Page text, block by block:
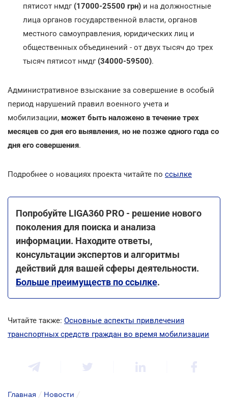
пятисот нмдг (17000-25500 грн) и на должностные
лица органов государственной власти, органов
местного самоуправления, юридических лиц и
общественных объединений - от двух тысяч до трех
тысяч пятисот нмдг(34000-59500).
Административное взыскание за совершение в особый
период нарушений правил военного учета и
мобилизации, может быть наложено в течение трех
месяцев со дня его выявления, но не позже одного года со
дня его совершения.
Подробнее о новациях проекта читайте по ссылке
Попробуйте LIGA360 PRO - решение нового
поколения для поиска и анализа
информации. Находите ответы,
консультации экспертов и алгоритмы
действий для вашей сферы деятельности.
Больше преимуществ по ссылке.
Читайте также: Основные аспекты привлечения
транспортных средств граждан во время мобилизации
Главная / Новости /